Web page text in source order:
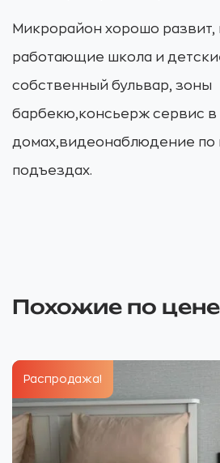
Микрорайон хорошо развит,
работающие школа и
собственный бульвар, зоны
барбекю,консьерж сервис в
домах,видеонаблюдение по
подъездах.
Похожие по
Распродажа!